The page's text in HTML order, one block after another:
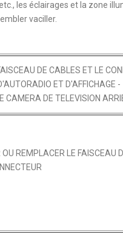
les éclairages et la zone
vaciller.
DE CABLES ET LE
ET D'AFFICHAGE -
CAMERA DE TELEVISION
OU REMPLACER LE FAISCEAU